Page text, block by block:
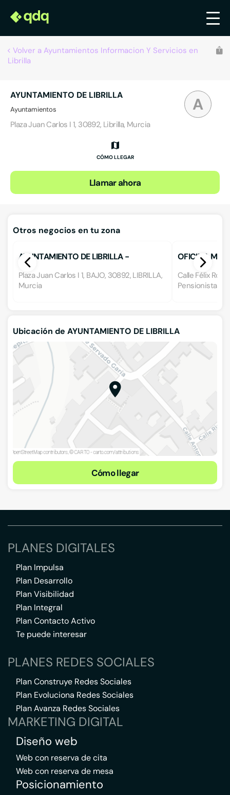
Volver a Ayuntamientos Informacion Y Servicios en
Librilla
A
AYUNTAMIENTO DE LIBRILLA
Ayuntamientos
Plaza Juan Carlos I 1, 30892, Librilla, Murcia
CÓMO LLEGAR
Llamar ahora
Otros negocios en tu zona
AYUNTAMIENTO DE LIBRILLA -
CENTRALITA
Plaza Juan Carlos I 1, BAJO, 30892, LIBRILLA,
Murcia
OFICINA
AL
Calle Félix
Pensionistas,
Ubicación de AYUNTAMIENTO DE LIBRILLA
Cómo llegar
PLANES DIGITALES
Plan Impulsa
Plan Desarrollo
Plan Visibilidad
Plan Integral
Plan Contacto Activo
Te puede interesar
PLANES REDES SOCIALES
Plan Construye Redes Sociales
Plan Evoluciona Redes Sociales
Plan Avanza Redes Sociales
MARKETING DIGITAL
Diseño web
Web con reserva de cita
Web con reserva de mesa
Posicionamiento